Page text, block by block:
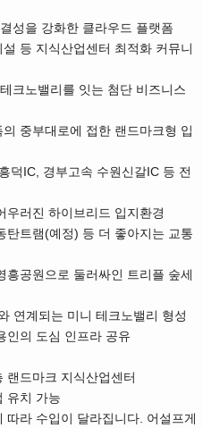
성을 강화한 클라우드 플랫폼
설 등 지식산업센터 최적화 커뮤니
크노밸리를 잇는 첨단 비즈니스
의 중부대로에 접한 랜드마크형 입
덕 IC, 경부고속 수원신갈IC 등 전
우러진 하이브리드 입지환경
탄트램(예정) 등 더 좋아지는 교통
흥공원으로 둘러싸인 트리플 숲세
연계되는 미니 테크노밸리 형성
인의 도심 인프라 공유
랜드마크 지식산업센터
유치 가능
따라 수입이 달라집니다. 어설프게